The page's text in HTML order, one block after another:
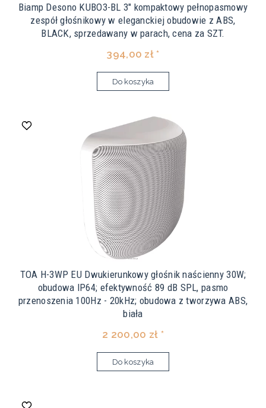
Biamp Desono KUBO3-BL 3" kompaktowy pełnopasmowy
zespół głośnikowy w eleganckiej obudowie z ABS,
BLACK, sprzedawany w parach, cena za SZT.
394,00 zł *
Do koszyka
TOA H-3WP EU Dwukierunkowy głośnik naścienny 30W;
obudowa IP64; efektywność 89 dB SPL, pasmo
przenoszenia 100Hz - 20kHz; obudowa z tworzywa ABS,
biała
2 200,00 zł *
Do koszyka